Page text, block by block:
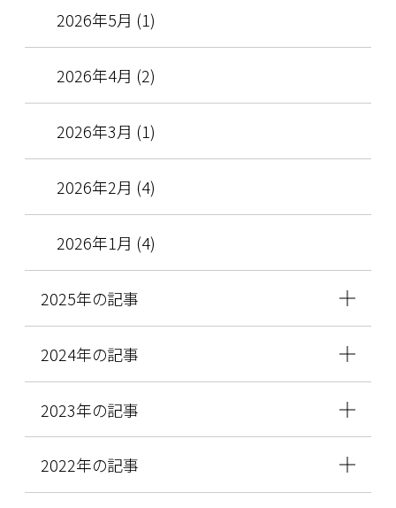
2026年5月 (1)
2026年4月 (2)
2026年3月 (1)
2026年2月 (4)
2026年1月 (4)
2025年の記事
2024年の記事
2023年の記事
2022年の記事